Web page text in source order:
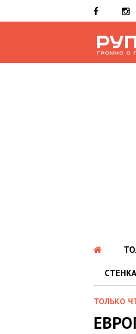
ТОЛЬКО